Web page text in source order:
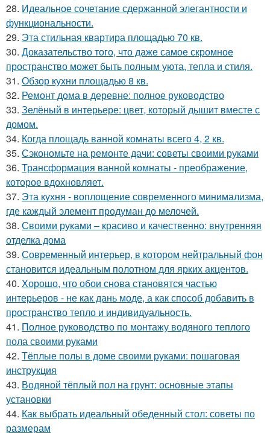
28. Идеальное сочетание сдержанной элегантности и
функциональности.
29. Эта стильная квартира площадью 70 кв.
30. Доказательство того, что даже самое скромное
пространство может быть полным уюта, тепла и стиля.
31. Обзор кухни площадью 8 кв.
32. Ремонт дома в деревне: полное руководство
33. Зелёный в интерьере: цвет, который дышит вместе с
домом.
34. Когда площадь ванной комнаты всего 4, 2 кв.
35. Сэкономьте на ремонте дачи: советы своими руками
36. Трансформация ванной комнаты - преображение,
которое вдохновляет.
37. Эта кухня - воплощение современного минимализма,
где каждый элемент продуман до мелочей.
38. Своими руками – красиво и качественно: внутренняя
отделка дома
39. Современный интерьер, в котором нейтральный фон
становится идеальным полотном для ярких акцентов.
40. Хорошо, что обои снова становятся частью
интерьеров - не как дань моде, а как способ добавить в
пространство тепло и индивидуальность.
41. Полное руководство по монтажу водяного теплого
пола своими руками
42. Тёплые полы в доме своими руками: пошаговая
инструкция
43. Водяной тёплый пол на грунт: основные этапы
установки
44. Как выбрать идеальный обеденный стол: советы по
размерам